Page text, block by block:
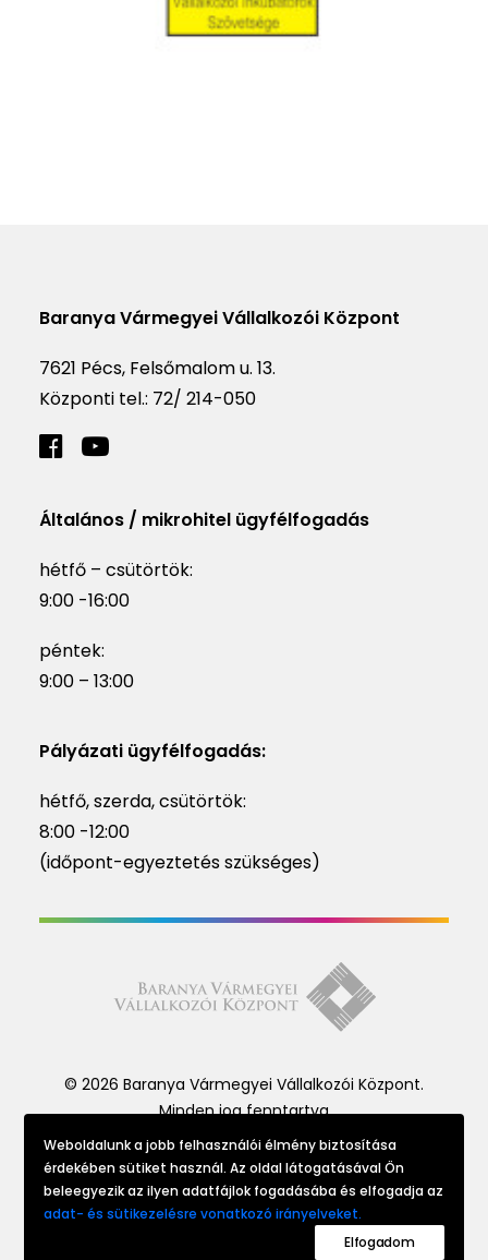
Baranya Vármegyei Vállalkozói Központ
7621 Pécs, Felsőmalom u. 13.
Központi tel.: 72/ 214-050
Általános / mikrohitel ügyfélfogadás
hétfő – csütörtök:
9:00 -16:00
péntek:
9:00 – 13:00
Pályázati ügyfélfogadás:
hétfő, szerda, csütörtök:
8:00 -12:00
(időpont-egyeztetés szükséges)
© 2026 Baranya Vármegyei Vállalkozói Központ.
Minden jog fenntartva
Website made by
Weboldalunk a jobb felhasználói élmény biztosítása
érdekében sütiket használ. Az oldal látogatásával Ön
beleegyezik az ilyen adatfájlok fogadásába és elfogadja az
adat- és sütikezelésre vonatkozó irányelveket.
Elfogadom